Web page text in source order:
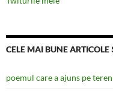
CELE MAI BUNE ARTICOLE
poemul care a ajuns pe